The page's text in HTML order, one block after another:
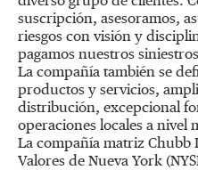
suscripción, asesoramos,
riesgos con visión y
pagamos nuestros
La compañía también se
productos y servicios,
distribución, excepcional
operaciones locales a nivel
La compañía matriz Chubb
Valores de Nueva York